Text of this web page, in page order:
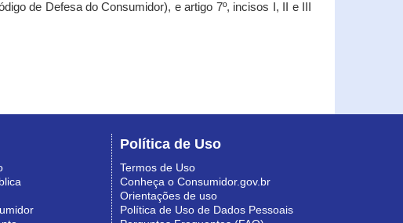
de Defesa do Consumidor), e artigo 7º, incisos I, II e III
Política de Uso
Termos de Uso
Conheça o Consumidor.gov.br
Orientações de uso
Política de Uso de Dados Pessoais